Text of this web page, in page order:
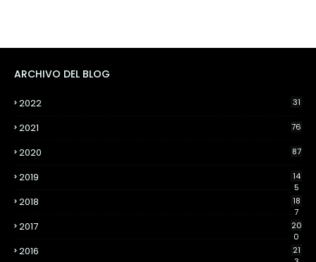
ARCHIVO DEL BLOG
2022 31
2021 76
2020 87
2019
14
5
2018
18
7
2017
20
0
2016
21